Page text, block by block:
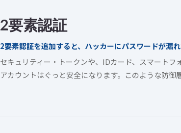
2要素認証
2要素認証を追加すると、ハッカーにパスワードが漏
セキュリティー・トークンや、IDカード、スマートフ
アカウントはぐっと安全になります。このような防御